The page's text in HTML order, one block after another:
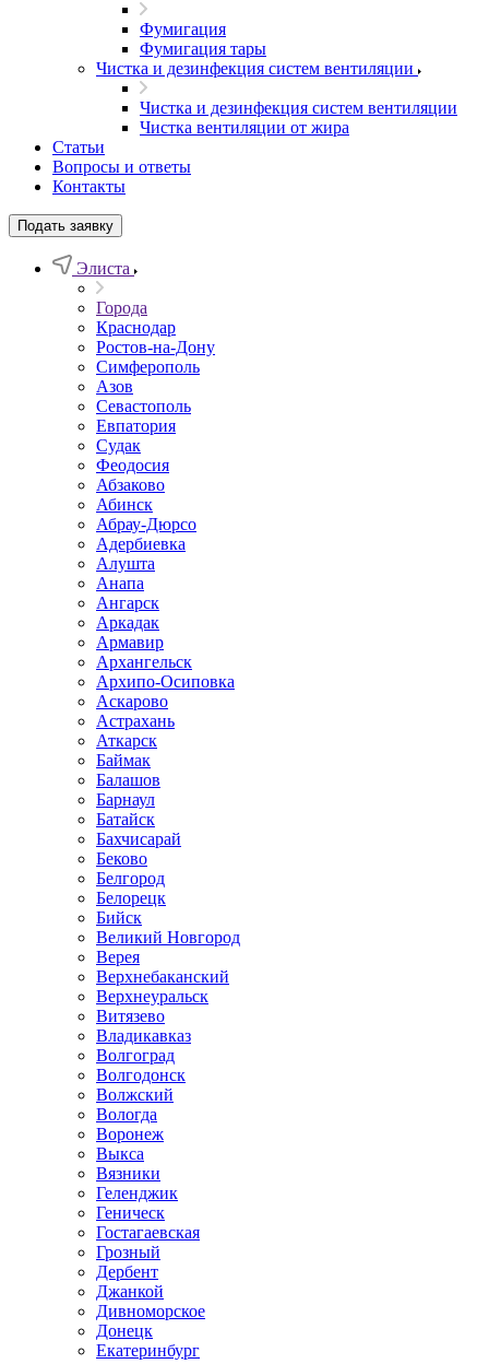
Фумигация
Фумигация тары
Чистка и дезинфекция систем вентиляции
Чистка и дезинфекция систем вентиляции
Чистка вентиляции от жира
Статьи
Вопросы и ответы
Контакты
Подать заявку
Элиста
Города
Краснодар
Ростов-на-Дону
Симферополь
Азов
Севастополь
Евпатория
Судак
Феодосия
Абзаково
Абинск
Абрау-Дюрсо
Адербиевка
Алушта
Анапа
Ангарск
Аркадак
Армавир
Архангельск
Архипо-Осиповка
Аскарово
Астрахань
Аткарск
Баймак
Балашов
Барнаул
Батайск
Бахчисарай
Беково
Белгород
Белорецк
Бийск
Великий Новгород
Верея
Верхнебаканский
Верхнеуральск
Витязево
Владикавказ
Волгоград
Волгодонск
Волжский
Вологда
Воронеж
Выкса
Вязники
Геленджик
Геническ
Гостагаевская
Грозный
Дербент
Джанкой
Дивноморское
Донецк
Екатеринбург